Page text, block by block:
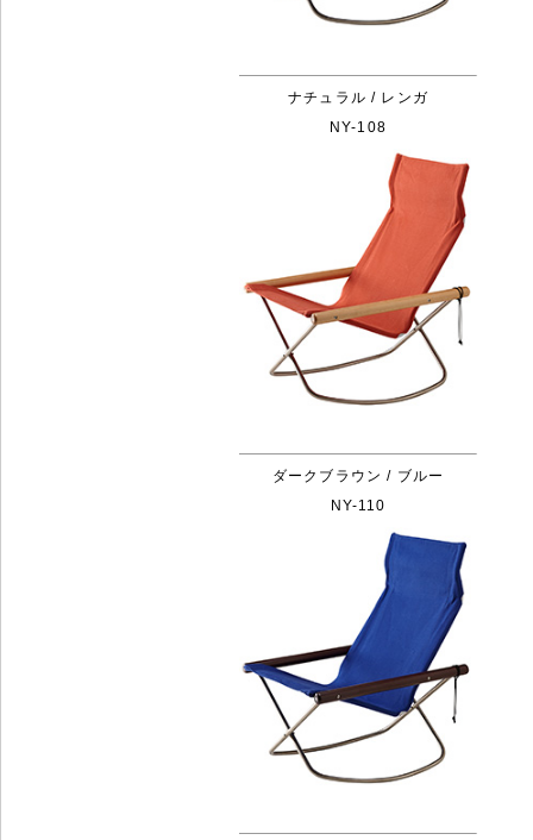
ナチュラル / レンガ
NY-108
ダークブラウン / ブルー
NY-110